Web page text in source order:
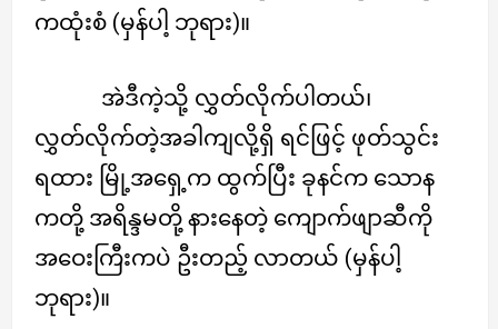
ကထုံးစံ (မှန်ပါ့ ဘုရား)။
အဲဒီကဲ့သို့ လွှတ်လိုက်ပါတယ်၊
လွှတ်လိုက်တဲ့အခါကျလို့ရှိ ရင်ဖြင့် ဖုတ်သွင်း
ရထား မြို့အရှေ့က ထွက်ပြီး ခုနင်က သောန
ကတို့ အရိန္ဒမတို့ နားနေတဲ့ ကျောက်ဖျာဆီကို
အဝေးကြီးကပဲ ဦးတည့် လာတယ် (မှန်ပါ့
ဘုရား)။